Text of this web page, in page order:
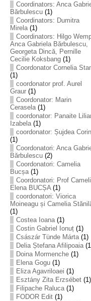
Coordinators: Anca
Bărbulescu(1)
Coordinators: Dumitra
Mirela(1)
Coordinators: Hilgo
Anca Gabriela Bărbulescu,
Georgeta Dincă, Pernille
Cecilie Koksbang(1)
Coordonator Cornelia
(1)
coordonator prof. Aurel
Graur(1)
Coordonator: Marin
Cerasela(1)
coordonator: Panaite
Izabela(1)
coordonator: Șujdea
(1)
Coordonatori: Anca
Bărbulescu(2)
Coordonatori: Camelia
Bucșa(1)
Coordonatori: Prof
Elena BUCȘA(1)
coordonatori: Viorica
Moineagu și Camelia
(1)
Costea Ioana(1)
Costin Gabriel Ionuț(1)
Császár Tünde Márta(1)
Delia Ștefana Afilipoaia
Doina Mormenche(1)
Elena Gogu(1)
Eliza Agavriloaei (1)
Esztány Zita Erzsébet(1)
Filipache Raluca(1)
FODOR Edit(1)